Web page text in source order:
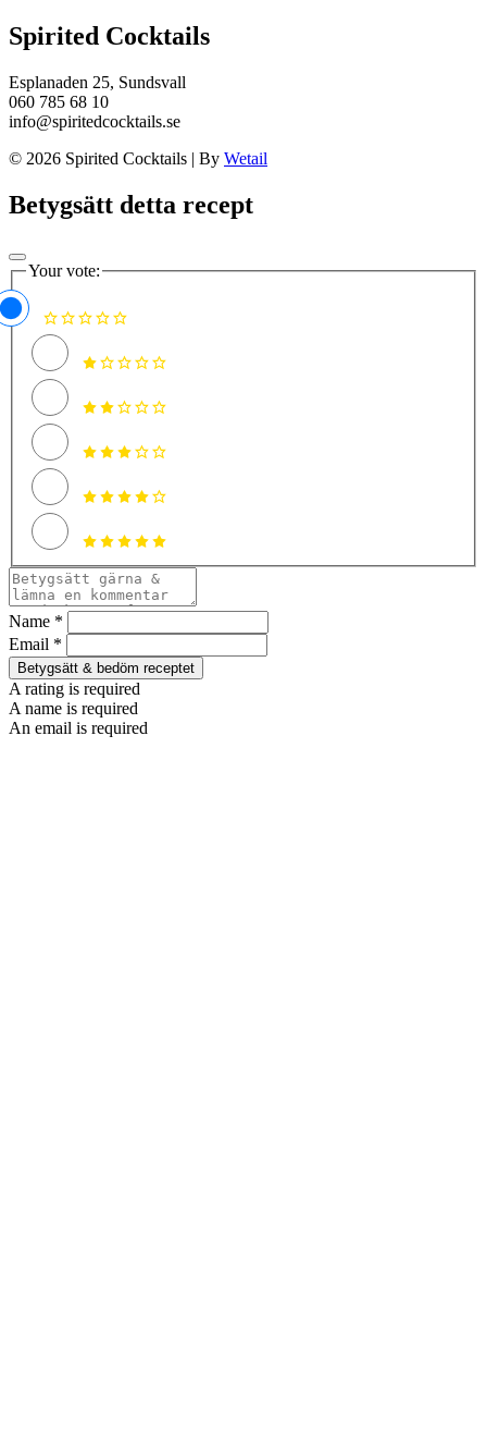
Spirited Cocktails
Esplanaden 25, Sundsvall
060 785 68 10
info@spiritedcocktails.se
© 2026 Spirited Cocktails | By Wetail
Betygsätt detta recept
Your vote:
Name *
Email *
Betygsätt & bedöm receptet
A rating is required
A name is required
An email is required